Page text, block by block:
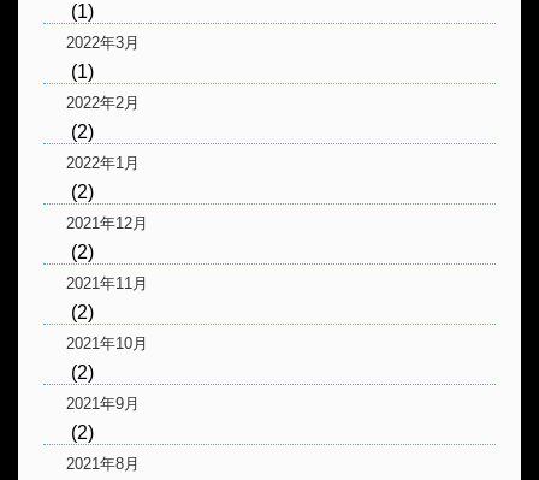
(1)
2022年3月
(1)
2022年2月
(2)
2022年1月
(2)
2021年12月
(2)
2021年11月
(2)
2021年10月
(2)
2021年9月
(2)
2021年8月